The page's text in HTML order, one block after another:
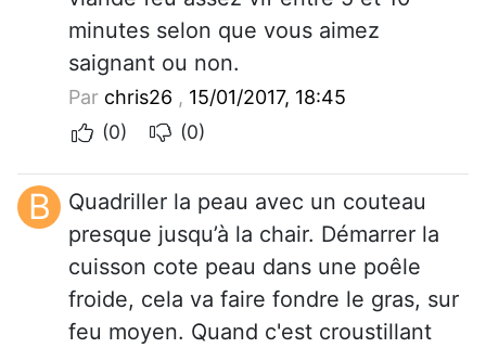
minutes selon que vous aimez
saignant ou non.
Par chris26 , 15/01/2017, 18:45
(0)
(0)
B
Quadriller la peau avec un couteau
presque jusqu’à la chair. Démarrer la
cuisson cote peau dans une poêle
froide, cela va faire fondre le gras, sur
feu moyen. Quand c'est croustillant